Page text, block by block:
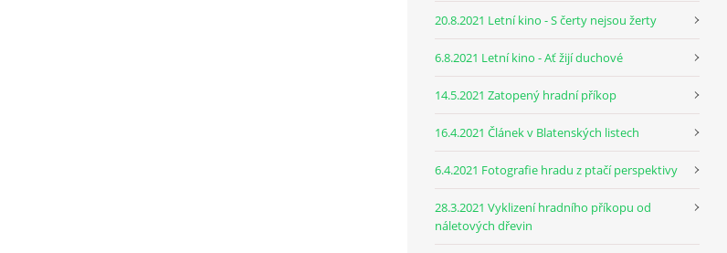
20.8.2021 Letní kino - S čerty nejsou žerty
6.8.2021 Letní kino - Ať žijí duchové
14.5.2021 Zatopený hradní příkop
16.4.2021 Článek v Blatenských listech
6.4.2021 Fotografie hradu z ptačí perspektivy
28.3.2021 Vyklizení hradního příkopu od
náletových dřevin